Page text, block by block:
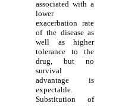
associated with a
lower
exacerbation rate
of the disease as
well as higher
tolerance to the
drug, but no
survival
advantage is
expectable.
Substitution of